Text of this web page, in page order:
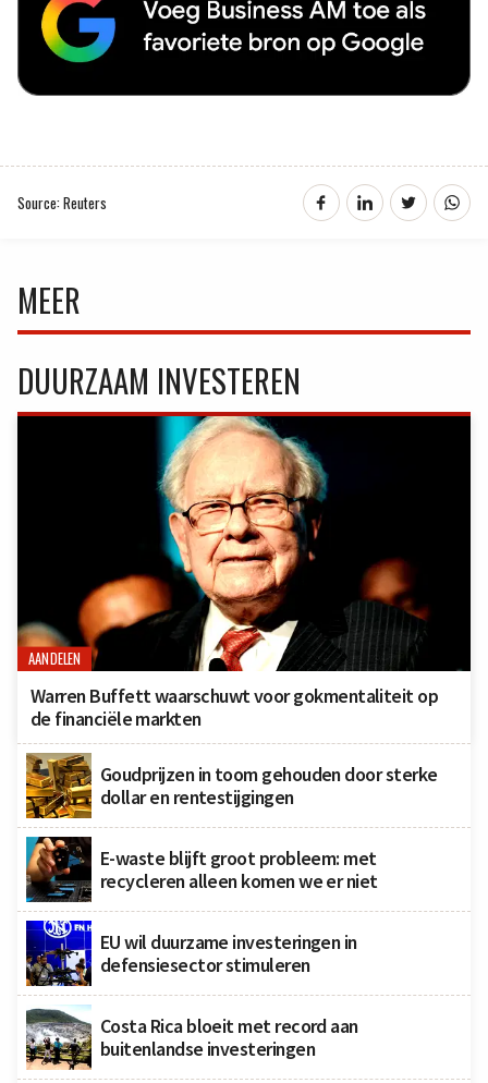
Source: Reuters
MEER
DUURZAAM INVESTEREN
AANDELEN
Warren Buffett waarschuwt voor gokmentaliteit op
de financiële markten
Goudprijzen in toom gehouden door sterke
dollar en rentestijgingen
E-waste blijft groot probleem: met
recycleren alleen komen we er niet
EU wil duurzame investeringen in
defensiesector stimuleren
Costa Rica bloeit met record aan
buitenlandse investeringen